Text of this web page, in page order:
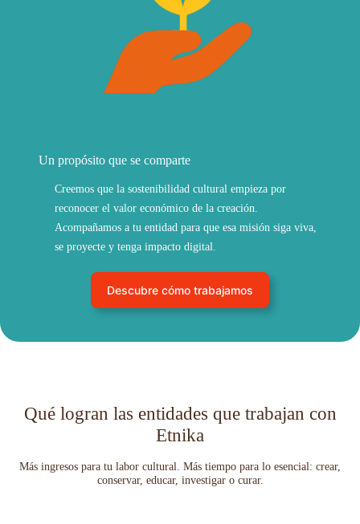
Un propósito que se comparte
Creemos que la sostenibilidad cultural empieza por
reconocer el valor económico de la creación.
Acompañamos a tu entidad para que esa misión siga viva,
se proyecte y tenga impacto digital.
Descubre cómo trabajamos
Qué logran las entidades que trabajan con
Etnika
Más ingresos para tu labor cultural. Más tiempo para lo esencial: crear,
conservar, educar, investigar o curar.